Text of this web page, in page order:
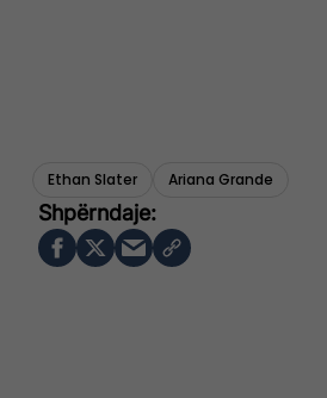
Ethan Slater Ariana Grande